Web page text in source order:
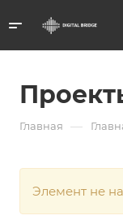
Главная —
Элемент не